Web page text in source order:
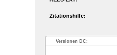
Zitationshilfe:
Versionen DC: